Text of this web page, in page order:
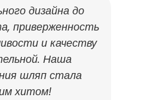
дизайна до
приверженность
и качеству
Наша
шляп стала
хитом!